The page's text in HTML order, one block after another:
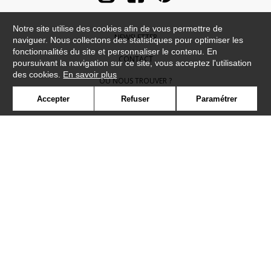
NEWSLETTER
CONTACT
OÙ NOUS TROUVER ?
CONTRACT
Notre site utilise des cookies afin de vous permettre de
naviguer. Nous collectons des statistiques pour optimiser les
fonctionnalités du site et personnaliser le contenu. En
poursuivant la navigation sur ce site, vous acceptez l'utilisation
des cookies. En savoir plus
Accepter Refuser Paramétrer